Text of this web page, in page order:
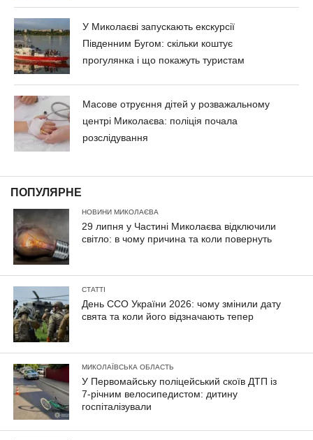
У Миколаєві запускають екскурсії
Південним Бугом: скільки коштує
прогулянка і що покажуть туристам
Масове отруєння дітей у розважальному
центрі Миколаєва: поліція почала
розслідування
ПОПУЛЯРНЕ
НОВИНИ МИКОЛАЄВА
29 липня у Частині Миколаєва відключили
світло: в чому причина та коли повернуть
СТАТТІ
День ССО України 2026: чому змінили дату
свята та коли його відзначають тепер
МИКОЛАЇВСЬКА ОБЛАСТЬ
У Первомайську поліцейський скоїв ДТП із
7-річним велосипедистом: дитину
госпіталізували